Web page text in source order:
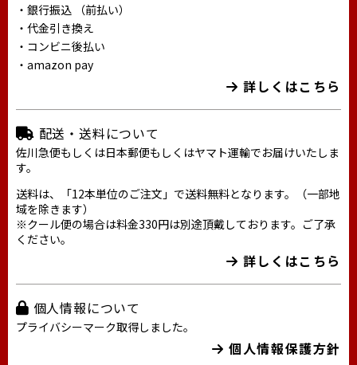
・銀行振込 （前払い）
・代金引き換え
・コンビニ後払い
・amazon pay
詳しくはこちら
配送・送料について
佐川急便もしくは日本郵便もしくはヤマト運輸でお届けいたしま
す。
送料は、「12本単位のご注文」で送料無料となります。（一部地
域を除きます）
※クール便の場合は料金330円は別途頂戴しております。ご了承
ください。
詳しくはこちら
個人情報について
プライバシーマーク取得しました。
個人情報保護方針